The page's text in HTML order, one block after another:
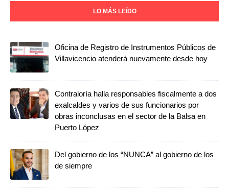
LO MÁS LEÍDO
Oficina de Registro de Instrumentos Públicos de
Villavicencio atenderá nuevamente desde hoy
Contraloría halla responsables fiscalmente a dos
exalcaldes y varios de sus funcionarios por
obras inconclusas en el sector de la Balsa en
Puerto López
Del gobierno de los “NUNCA” al gobierno de los
de siempre